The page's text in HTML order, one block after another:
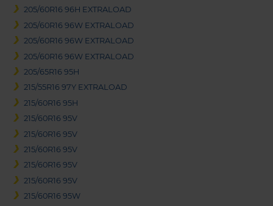
205/60R16 96H EXTRALOAD
205/60R16 96W EXTRALOAD
205/60R16 96W EXTRALOAD
205/60R16 96W EXTRALOAD
205/65R16 95H
215/55R16 97Y EXTRALOAD
215/60R16 95H
215/60R16 95V
215/60R16 95V
215/60R16 95V
215/60R16 95V
215/60R16 95V
215/60R16 95W